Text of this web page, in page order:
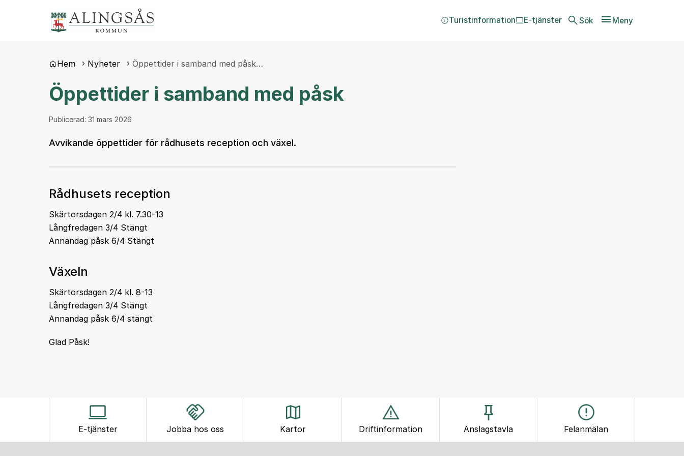
Sök Meny
Turistinformation E-tjänster
Du är här:
Hem Nyheter Öppettider i samband med påsk…
Öppettider i samband med påsk
Publicerad: 31 mars 2026
Avvikande öppettider för rådhusets reception och växel.
Rådhusets reception
Skärtorsdagen 2/4 kl. 7.30-13
Långfredagen 3/4 Stängt
Annandag påsk 6/4 Stängt
Växeln
Skärtorsdagen 2/4 kl. 8-13
Långfredagen 3/4 Stängt
Annandag påsk 6/4 stängt
Glad Påsk!
E-tjänster Jobba hos oss Kartor Driftinformation Anslagstavla Felanmälan